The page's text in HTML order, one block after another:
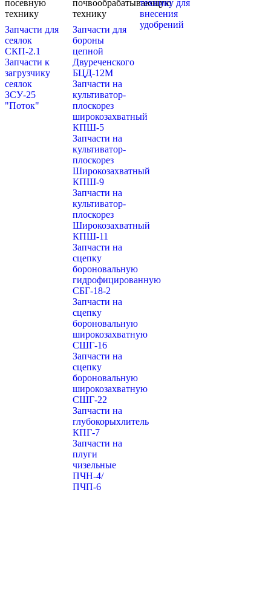
посевную
технику
Запчасти для
сеялок
СКП-2.1
Запчасти к
загрузчику
сеялок
ЗСУ-25
"Поток"
почвообрабатывающую
технику
Запчасти для
бороны
цепной
Двуреченского
БЦД-12М
Запчасти на
культиватор-
плоскорез
широкозахватный
КПШ-5
Запчасти на
культиватор-
плоскорез
Широкозахватный
КПШ-9
Запчасти на
культиватор-
плоскорез
Широкозахватный
КПШ-11
Запчасти на
сцепку
бороновальную
гидрофицированную
СБГ-18-2
Запчасти на
сцепку
бороновальную
широкозахватную
СШГ-16
Запчасти на
сцепку
бороновальную
широкозахватную
СШГ-22
Запчасти на
глубокорыхлитель
КПГ-7
Запчасти на
плуги
чизельные
ПЧН-4/
ПЧП-6
технику для
внесения
удобрений